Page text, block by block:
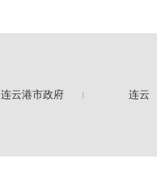
连云港市政府 连云